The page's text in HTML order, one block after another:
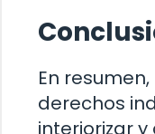
En
derechos
interiorizar